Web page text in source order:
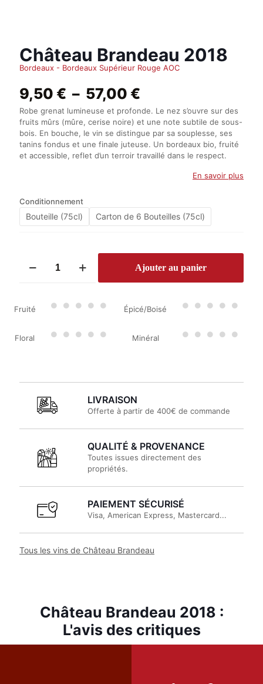
Château Brandeau 2018
Bordeaux - Bordeaux Supérieur Rouge AOC
9,50 € – 57,00 €
de
prix :
9,50 €
à
57,00 €
Robe grenat lumineuse et profonde. Le nez s’ouvre sur des
fruits mûrs (mûre, cerise noire) et une note subtile de sous-
bois. En bouche, le vin se distingue par sa souplesse, ses
tanins fondus et une finale juteuse. Un bordeaux bio, fruité
et accessible, reflet d’un terroir travaillé dans le respect.
En savoir plus
Conditionnement
Bouteille (75cl) Carton de 6 Bouteilles (75cl)
Ajouter au panier
Fruité Épicé/Boisé
Floral Minéral
LIVRAISON
Offerte à partir de 400€ de commande
QUALITÉ & PROVENANCE
Toutes issues directement des
propriétés.
PAIEMENT SÉCURISÉ
Visa, American Express, Mastercard...
Tous les vins de Château Brandeau
Château Brandeau 2018 :
L'avis des critiques